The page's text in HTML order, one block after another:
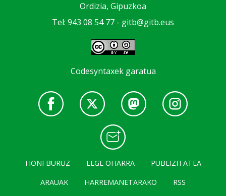
Ordizia, Gipuzkoa
Tel: 943 08 54 77 - gitb@gitb.eus
Codesyntaxek garatua
HONI BURUZ LEGE OHARRA
PUBLIZITATEA
ARAUAK
HARREMANETARAKO RSS